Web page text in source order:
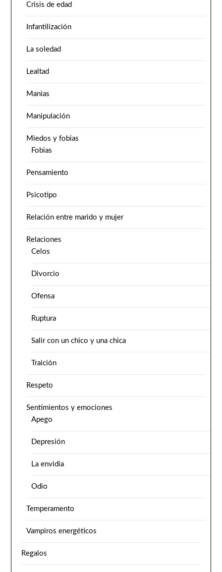
Crisis de edad
Infantilización
La soledad
Lealtad
Manías
Manipulación
Miedos y fobias
Fobias
Pensamiento
Psicotipo
Relación entre marido y mujer
Relaciones
Celos
Divorcio
Ofensa
Ruptura
Salir con un chico y una chica
Traición
Respeto
Sentimientos y emociones
Apego
Depresión
La envidia
Odio
Temperamento
Vampiros energéticos
Regalos